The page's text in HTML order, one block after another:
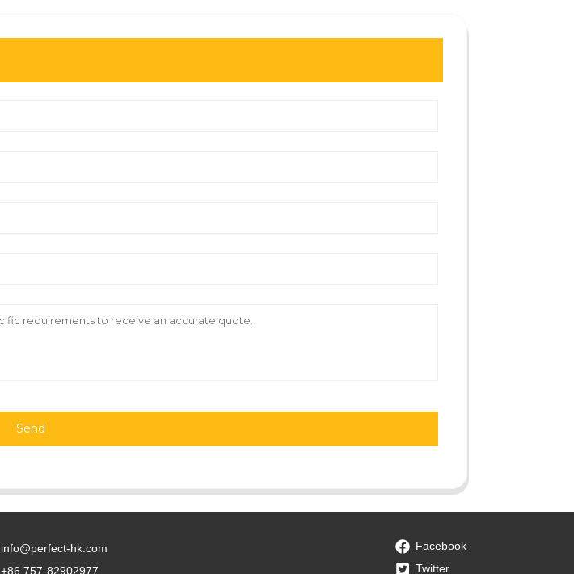
Send
info@perfect-hk.com
+86 757-82902977
Facebook
Twitter